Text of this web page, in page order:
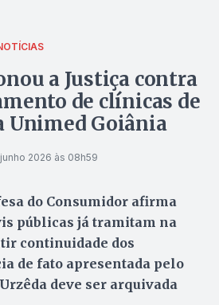
a Justiça contra
de clínicas de
Unimed Goiânia
junho 2026 às 08h59
do Consumidor afirma
públicas já tramitam na
continuidade dos
de fato apresentada pelo
deve ser arquivada